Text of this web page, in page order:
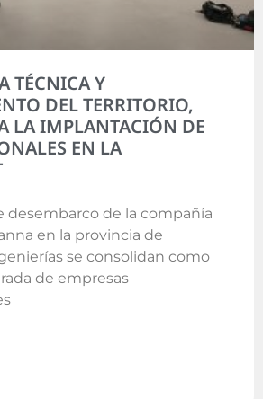
TÉCNICA Y
DEL TERRITORIO,
LA IMPLANTACIÓN DE
EN LA
desembarco de la compañía
en la provincia de
se consolidan como
de empresas